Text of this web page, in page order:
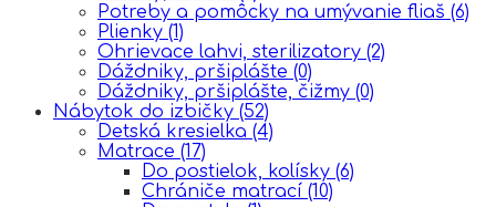
Potreby a pomôcky na umývanie fliaš (6)
Plienky (1)
Ohrievace lahvi, sterilizatory (2)
Dáždniky, pršiplášte (0)
Dáždniky, pršiplášte, čižmy (0)
Nábytok do izbičky (52)
Detská kresielka (4)
Matrace (17)
Do postielok, kolísky (6)
Chrániče matrací (10)